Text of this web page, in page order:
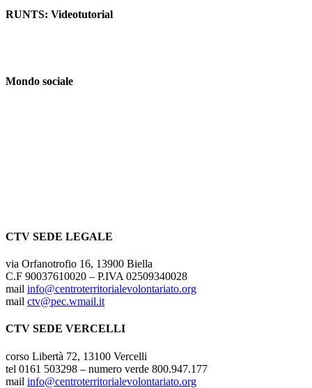
RUNTS: Videotutorial
Mondo sociale
CTV SEDE LEGALE
via Orfanotrofio 16, 13900 Biella
C.F 90037610020 – P.IVA 02509340028
mail info@centroterritorialevolontariato.org
mail ctv@pec.wmail.it
CTV SEDE VERCELLI
corso Libertà 72, 13100 Vercelli
tel 0161 503298 – numero verde 800.947.177
mail info@centroterritorialevolontariato.org